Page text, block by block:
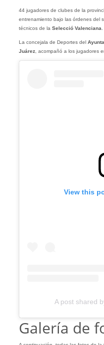
44 jugadores de clubes de la
entrenamiento bajo las órdenes del
técnicos de la Selecció Valenciana
La concejala de Deportes del
Juárez, acompañó a los jugadores
View this
A post shared
Galería de